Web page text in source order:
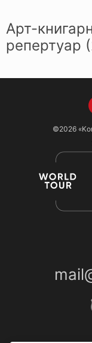
Арт-
репертуар
©2026